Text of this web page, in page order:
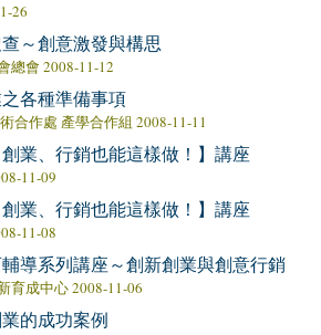
26
～創意激發與構思
總會 2008-11-12
各種準備事項
合作處 產學合作組 2008-11-11
創業、行銷也能這樣做！】講座
11-09
創業、行銷也能這樣做！】講座
11-08
導系列講座～創新創業與創意行銷
育成中心 2008-11-06
的成功案例